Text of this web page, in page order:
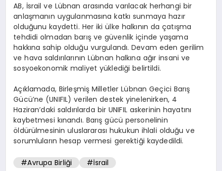
AB, İsrail ve Lübnan arasında varılacak herhangi bir
anlaşmanın uygulanmasına katkı sunmaya hazır
olduğunu kaydetti. Her iki ülke halkının da çatışma
tehdidi olmadan barış ve güvenlik içinde yaşama
hakkına sahip olduğu vurgulandı. Devam eden gerilim
ve hava saldırılarının Lübnan halkına ağır insani ve
sosyoekonomik maliyet yüklediği belirtildi.
Açıklamada, Birleşmiş Milletler Lübnan Geçici Barış
Gücü’ne (UNIFIL) verilen destek yinelenirken, 4
Haziran’daki saldırılarda bir UNIFIL askerinin hayatını
kaybetmesi kınandı. Barış gücü personelinin
öldürülmesinin uluslararası hukukun ihlali olduğu ve
sorumluların hesap vermesi gerektiği kaydedildi.
#Avrupa Birliği #İsrail